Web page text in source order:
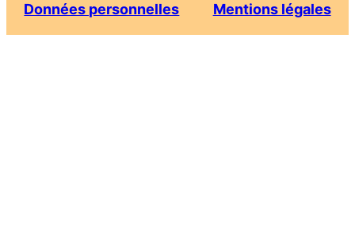
Données personnelles Mentions légales